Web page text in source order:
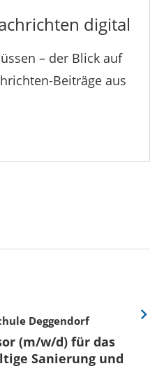
digital
– der Blick auf
Beiträge aus
Deggendorf
(m/w/d) für das
Sanierung und
Eine